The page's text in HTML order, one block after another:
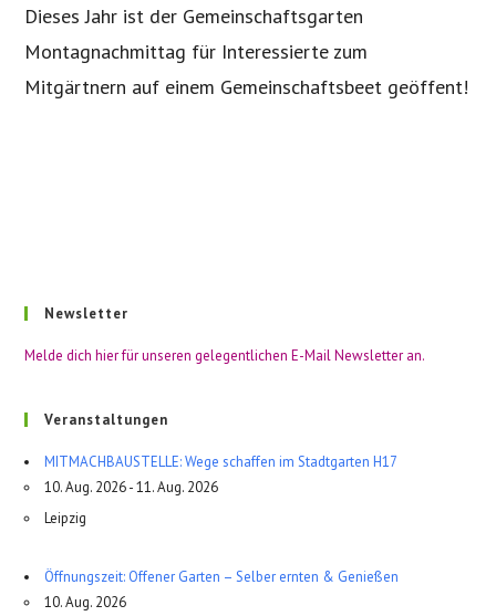
Dieses Jahr ist der Gemeinschaftsgarten
Montagnachmittag für Interessierte zum
Mitgärtnern auf einem Gemeinschaftsbeet geöffent!
Newsletter
Melde dich hier für unseren gelegentlichen E-Mail Newsletter an.
Veranstaltungen
MITMACHBAUSTELLE: Wege schaffen im Stadtgarten H17
10. Aug. 2026 - 11. Aug. 2026
Leipzig
Öffnungszeit: Offener Garten – Selber ernten & Genießen
10. Aug. 2026